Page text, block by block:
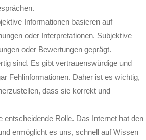
Informationen basieren auf
oder Interpretationen. Subjektive
oder Bewertungen geprägt.
sind. Es gibt vertrauenswürdige und
Fehlinformationen. Daher ist es wichtig,
dass sie korrekt und
entscheidende Rolle. Das Internet hat den
ermöglicht es uns, schnell auf Wissen